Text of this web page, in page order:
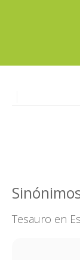
Tesauro en